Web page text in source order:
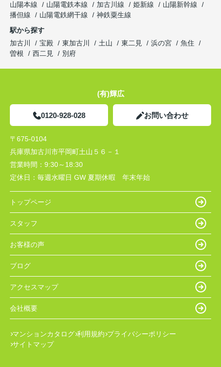
山陽本線
山陽電鉄本線 加古川線 姫新線
山陽新幹線
播但線
山陽電鉄網干線
神鉄粟生線
駅から探す
加古川
宝殿 東加古川 土山 東二見 浜の宮
魚住
曽根
西二見 別府
(有)輝広
0120-928-028 お問い合わせ
〒675-0104
兵庫県加古川市平岡町土山５６－１
営業時間： 9:30～18:30
定休日： 毎週水曜日 GW 夏期休暇 年末年始
トップページ
スタッフ
お客様の声
ブログ
アクセスマップ
会社概要
マンションカタログ 利用規約 プライバシーポリシー
サイトマップ